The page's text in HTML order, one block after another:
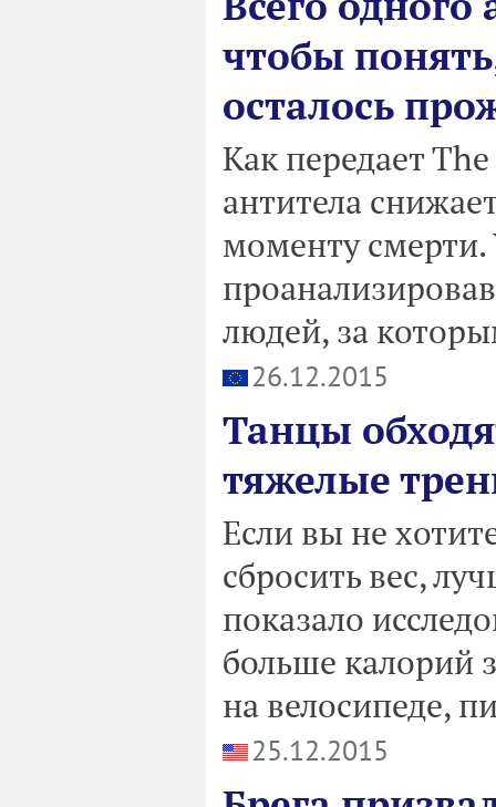
чтобы
осталось
Как передает
антитела
моменту
людей, за
26.12.2015
Танцы
тяжелые
Если вы не
сбросить вес,
показало
больше калорий
на велосипеде,
25.12.2015